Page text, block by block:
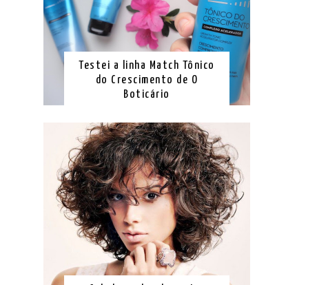
Testei a linha Match Tônico
do Crescimento de O
Boticário